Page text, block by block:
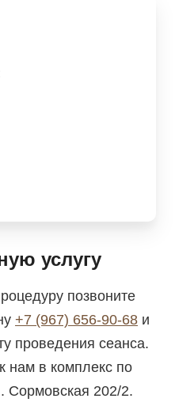
услугу
позвоните
+7 (967) 656-90-68 и
проведения сеанса.
нам в комплекс по
Сормовская 202/2.